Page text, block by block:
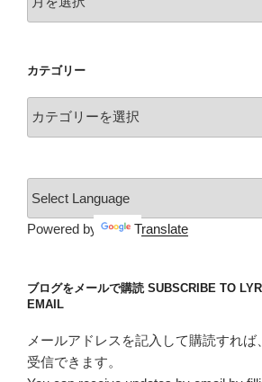
ー
ブ
カテゴリー
テ
ー
Powered by Translate
ブログをメールで購読 SUBSCRIBE TO
EMAIL
メールアドレスを記入して購読すれ
受信できます。